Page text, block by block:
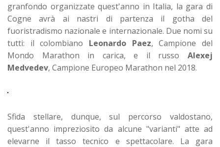
granfondo organizzate quest'anno in Italia, la gara di
Cogne avrà ai nastri di partenza il gotha del
fuoristradismo nazionale e internazionale. Due nomi su
tutti: il colombiano Leonardo Paez, Campione del
Mondo Marathon in carica, e il russo Alexej
Medvedev, Campione Europeo Marathon nel 2018.
Sfida stellare, dunque, sul percorso valdostano,
quest'anno impreziosito da alcune "varianti" atte ad
elevarne il tasso tecnico e spettacolare. La gara